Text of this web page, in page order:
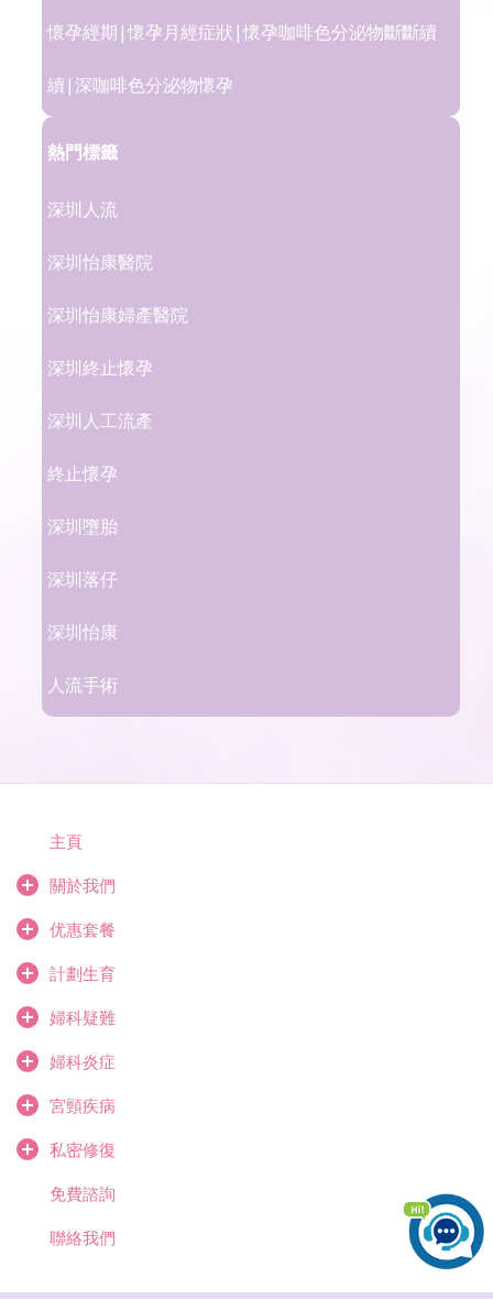
懷孕經期|懷孕月經症狀|懷孕咖啡色分泌物斷斷續
續|深咖啡色分泌物懷孕
熱門標籤
深圳人流
深圳怡康醫院
深圳怡康婦產醫院
深圳終止懷孕
深圳人工流產
終止懷孕
深圳墮胎
深圳落仔
深圳怡康
人流手術
主頁
關於我們
优惠套餐
計劃生育
婦科疑難
婦科炎症
宮頸疾病
私密修復
免費諮詢
聯絡我們